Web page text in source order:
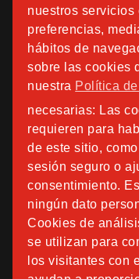
nuestros
preferencias,
hábitos de
sobre las cookies
nuestra Política
necesarias: Las
requieren para
de este sitio,
sesión seguro o
consentimiento.
ningún dato
Cookies de
se utilizan para
los visitantes con